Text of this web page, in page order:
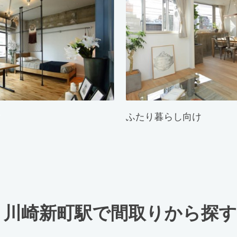
ふたり暮らし向け
川崎新町駅で間取りから探す